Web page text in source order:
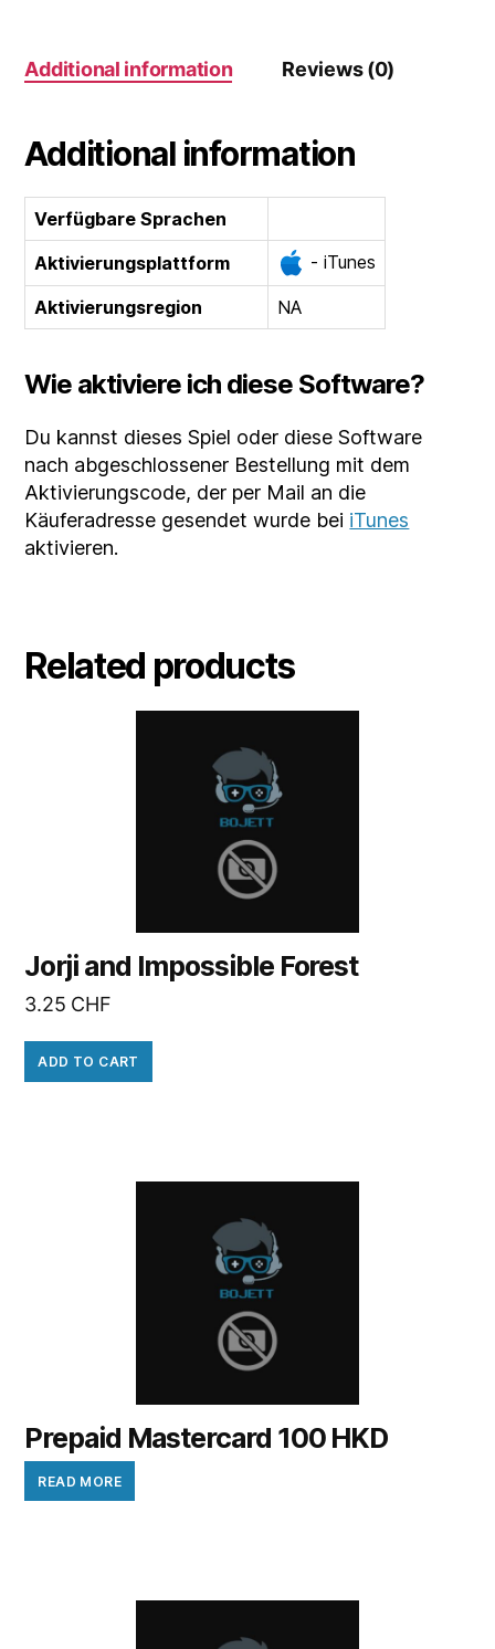
Additional information Reviews (0)
Additional information
Verfügbare Sprachen
Aktivierungsplattform
- iTunes
Aktivierungsregion NA
Wie aktiviere ich diese Software?
Du kannst dieses Spiel oder diese Software
nach abgeschlossener Bestellung mit dem
Aktivierungscode, der per Mail an die
Käuferadresse gesendet wurde bei iTunes
aktivieren.
Related products
Jorji and Impossible Forest
3.25 CHF
ADD TO CART
Prepaid Mastercard 100 HKD
READ MORE